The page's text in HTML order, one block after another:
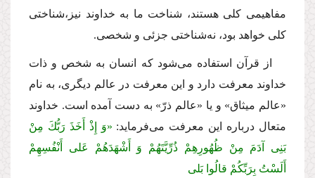
مفاهیمى كلى هستند، شناخت ما به خداوند نیز،‌شناختى
كلى خواهد بود، نه‌شناختى جزئى و شخصى.
از قرآن استفاده مى‌شود كه انسان به شخص و ذات
خداوند معرفت دارد و این معرفت در عالم دیگرى، به نام
«عالم میثاق» و یا «عالم ذرّ» به دست آمده است. خداوند
متعال درباره این معرفت مى‌فرماید: «وَ إِذْ أَخَذَ رَبُّكَ مِنْ
بَنِی آدَمَ مِنْ ظُهُورِهِمْ ذُرِّیَّتَهُمْ وَ أَشْهَدَهُمْ عَلى أَنْفُسِهِمْ
أَلَسْتُ بِرَبِّكُمْ قالُوا بَلى